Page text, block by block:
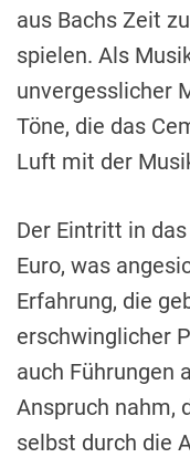
aus Bachs Zeit
spielen. Als
unvergesslicher
Töne, die das
Luft mit der
Der Eintritt in
Euro, was
Erfahrung, die
erschwinglicher
auch Führungen
Anspruch nahm,
selbst durch die